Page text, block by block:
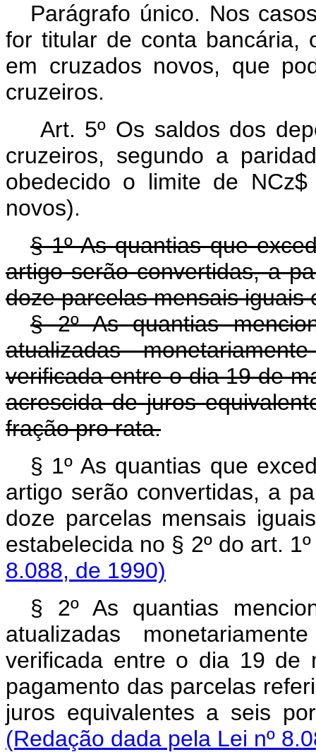
Parágrafo único. Nos
for titular de conta bancária,
em cruzados novos, que
cruzeiros.
Art. 5º Os saldos dos
cruzeiros, segundo a
obedecido o limite de
novos).
§ 1º As quantias que
artigo serão convertidas, a
doze parcelas mensais iguais
§ 2º As quantias
atualizadas
verificada entre o dia 19 de
acrescida de juros
fração pro rata.
§ 1º As quantias que
artigo serão convertidas, a
doze parcelas mensais
estabelecida no § 2º do art.
8.088, de 1990)
§ 2º As quantias
atualizadas
verificada entre o dia 19 de
pagamento das parcelas
juros equivalentes a seis
(Redação dada pela Lei nº